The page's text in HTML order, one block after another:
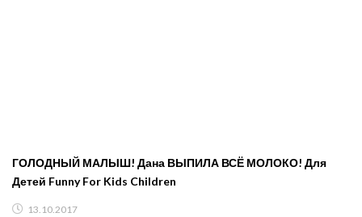
ГОЛОДНЫЙ МАЛЫШ! Дана ВЫПИЛА ВСЁ МОЛОКО! Для
Детей Funny For Kids Children
13.10.2017